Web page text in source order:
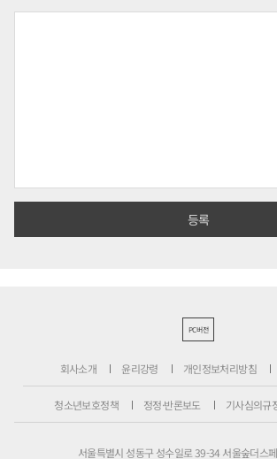
PC버전
회사소개 윤리강령 개인정보처리방침
청소년보호정책 정정·반론보도 기사심의규
서울특별시 성동구 성수일로 39-34 서울숲더스